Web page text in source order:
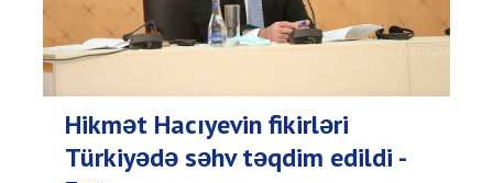
Hikmət Hacıyevin fikirləri
Türkiyədə səhv təqdim edildi -